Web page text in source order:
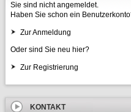
Sie sind nicht angemeldet.
Haben Sie schon ein
Zur Anmeldung
Oder sind Sie neu hier?
Zur Registrierung
KONTAKT